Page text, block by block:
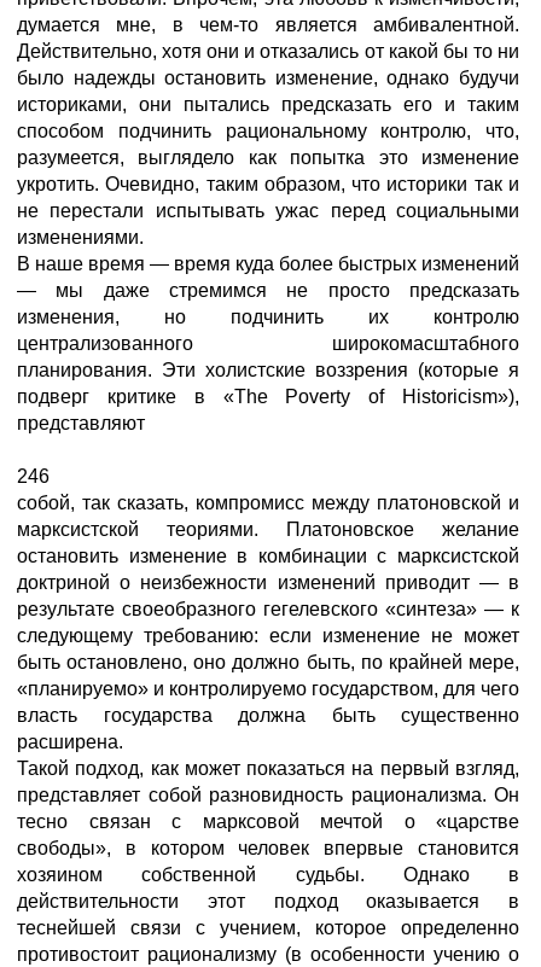
думается мне, в чем-то является амбивалентной.
Действительно, хотя они и отказались от какой бы то ни
было надежды остановить изменение, однако будучи
историками, они пытались предсказать его и таким
способом подчинить рациональному контролю, что,
разумеется, выглядело как попытка это изменение
укротить. Очевидно, таким образом, что историки так и
не перестали испытывать ужас перед социальными
изменениями.
В наше время — время куда более быстрых изменений
— мы даже стремимся не просто предсказать
изменения, но подчинить их контролю
централизованного широкомасштабного
планирования. Эти холистские воззрения (которые я
подверг критике в «The Poverty of Historicism»),
представляют
246
собой, так сказать, компромисс между платоновской и
марксистской теориями. Платоновское желание
остановить изменение в комбинации с марксистской
доктриной о неизбежности изменений приводит — в
результате своеобразного гегелевского «синтеза» — к
следующему требованию: если изменение не может
быть остановлено, оно должно быть, по крайней мере,
«планируемо» и контролируемо государством, для чего
власть государства должна быть существенно
расширена.
Такой подход, как может показаться на первый взгляд,
представляет собой разновидность рационализма. Он
тесно связан с марксовой мечтой о «царстве
свободы», в котором человек впервые становится
хозяином собственной судьбы. Однако в
действительности этот подход оказывается в
теснейшей связи с учением, которое определенно
противостоит рационализму (в особенности учению о